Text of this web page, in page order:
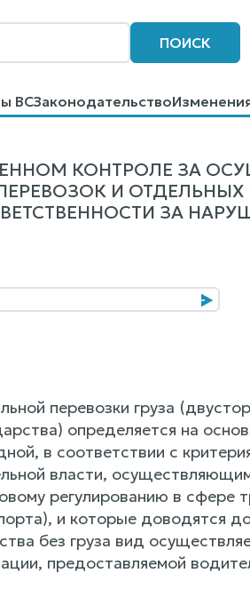
ПОИСК
ВСЗаконодательство
КОНТРОЛЕ ЗА
И
ЗА
перевозки груза
определяется на
в соответствии с
власти,
регулированию в сфере
и которые доводятся
без груза вид
предоставляемой